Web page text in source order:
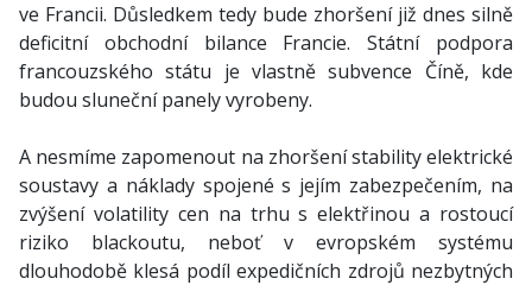
ve Francii. Důsledkem tedy bude zhoršení již dnes silně
deficitní obchodní bilance Francie. Státní podpora
francouzského státu je vlastně subvence Číně, kde
budou sluneční panely vyrobeny.
A nesmíme zapomenout na zhoršení stability elektrické
soustavy a náklady spojené s jejím zabezpečením, na
zvýšení volatility cen na trhu s elektřinou a rostoucí
riziko blackoutu, neboť v evropském systému
dlouhodobě klesá podíl expedičních zdrojů nezbytných